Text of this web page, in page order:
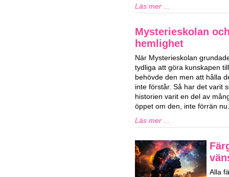
Läs mer ...
Mysterieskolan
hemlighet
När Mysterieskolan
tydliga att göra kunskapen
behövde den men att hålla
inte förstår. Så har det varit
historien varit en del av
öppet om den, inte förrän nu.
Läs mer ...
Alla